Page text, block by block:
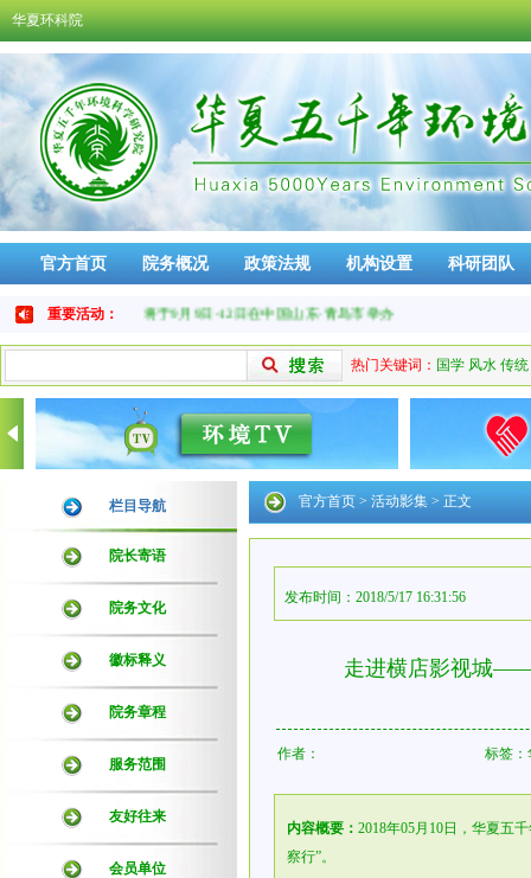
华夏环科院
官方首页 院务概况 政策法规 机构设置 科研团队
免责声明 品牌活动
重要活动：
届中华周易大会将于9月9日-12日在中国山东·青岛市举办
热门关键词： 国学 风水 传统
栏目导航
院长寄语
院务文化
徽标释义
院务章程
服务范围
友好往来
会员单位
官方首页 > 活动影集 > 正文
发布时间：2018/5/17 16:31:56
走进横店影视城——
作者： 标签：
内容概要： 2018年05月10日，华夏五
察行”。